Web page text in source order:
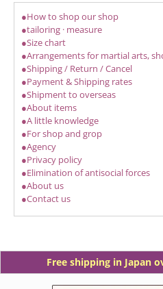
●How to shop our shop
●tailoring · measure
●Size chart
●Arrangements for martial arts,
●Shipping / Return / Cancel
●Payment & Shipping rates
●Shipment to overseas
●About items
●A little knowledge
●For shop and grop
●Agency
●Privacy policy
●Elimination of antisocial forces
●About us
●Contact us
Free shipping in Japan